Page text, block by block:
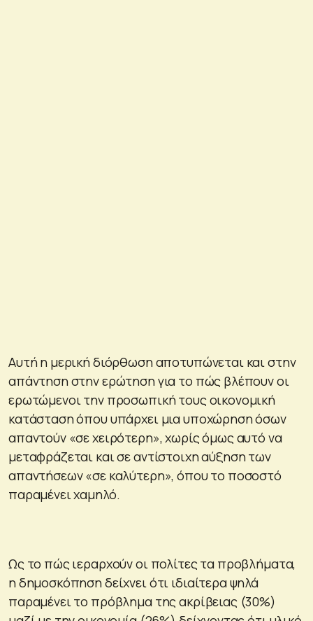
Αυτή η μερική διόρθωση αποτυπώνεται και στην
απάντηση στην ερώτηση για το πώς βλέπουν οι
ερωτώμενοι την προσωπική τους οικονομική
κατάσταση όπου υπάρχει μια υποχώρηση όσων
απαντούν «σε χειρότερη», χωρίς όμως αυτό να
μεταφράζεται και σε αντίστοιχη αύξηση των
απαντήσεων «σε καλύτερη», όπου το ποσοστό
παραμένει χαμηλό.
Ως το πώς ιεραρχούν οι πολίτες τα προβλήματα,
η δημοσκόπηση δείχνει ότι ιδιαίτερα ψηλά
παραμένει το πρόβλημα της ακρίβειας (30%)